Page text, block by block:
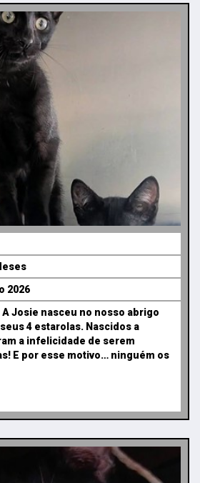
2026
Josie nasceu no nosso abrigo
4 estarolas. Nascidos a
a infelicidade de serem
E por esse motivo… ninguém os